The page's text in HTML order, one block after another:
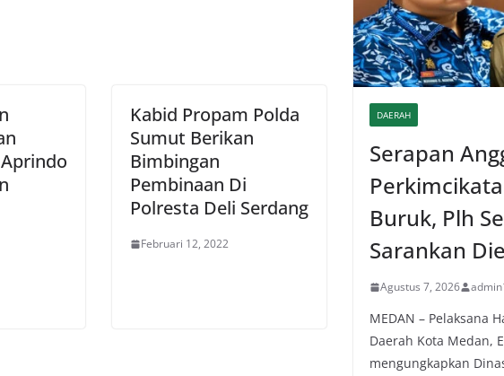
Kabid Propam Polda
Sumut Berikan
Bimbingan
Pembinaan Di
Polresta Deli Serdang
Februari 12, 2022
DAERAH
Serapan
Buruk, Plh
Sarankan
Agustus 7, 2026
MEDAN – Pelaksana
Daerah Kota Medan,
mengungkapkan